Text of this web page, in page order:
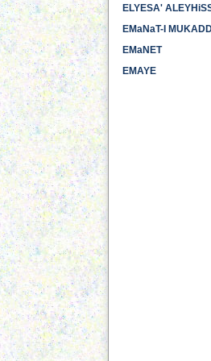
ELYESA'
EMaNaT-I
EMaNET
EMAYE